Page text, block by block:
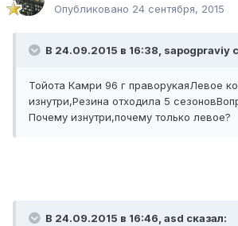
Опубликовано 24 сентября, 2015
В 24.09.2015 в 16:38, sapogpraviy
Тойота Камри 96 г праворукаяЛевое
изнутри,Резина отходила 5
Почему изнутри,почему только левое?
В 24.09.2015 в 16:46, asd сказал: